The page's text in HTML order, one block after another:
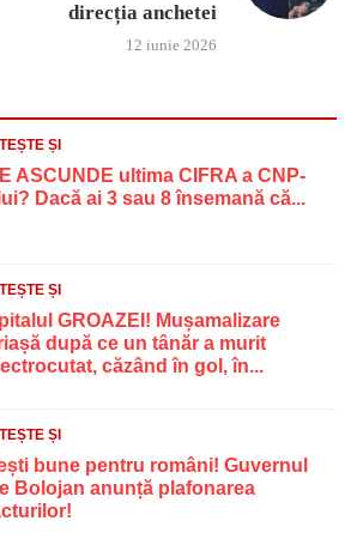
direcția anchetei
12 iunie 2026
ȘI
ASCUNDE ultima CIFRA a CNP-
Dacă ai 3 sau 8 însemană că...
ȘI
GROAZEI! Mușamalizare
după ce un tânăr a murit
căzând în gol, în...
ȘI
bune pentru români! Guvernul
Bolojan anunță plafonarea